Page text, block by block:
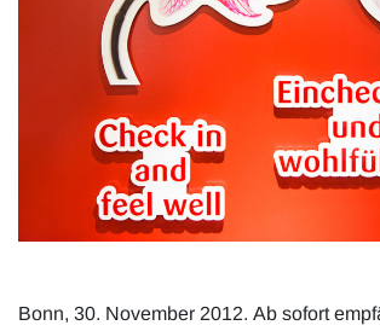
Bonn, 30. November 2012. Ab sofort